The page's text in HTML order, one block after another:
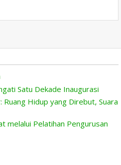
Satu Dekade Inaugurasi
Ruang Hidup yang Direbut, Suara
melalui Pelatihan Pengurusan